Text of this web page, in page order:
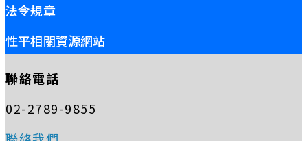
法令規章
性平相關資源網站
聯絡電話
02-2789-9855